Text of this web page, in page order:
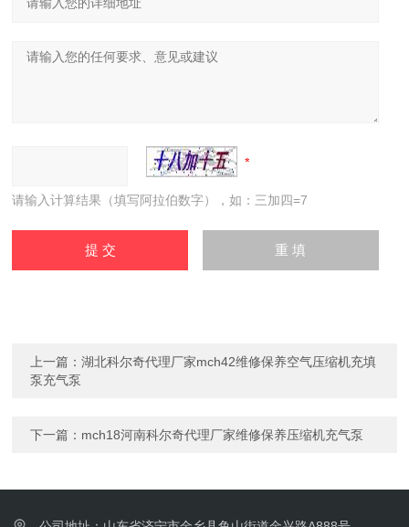
请输入计算结果（填写阿拉伯数字），如：三加四=7
上一篇：湖北科尔奇代理厂家mch42维修保养空气压缩机充填
泵充气泵
下一篇： mch18河南科尔奇代理厂家维修保养压缩机充气泵